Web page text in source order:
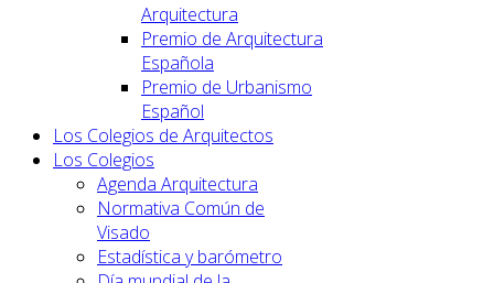
Arquitectura
Premio de Arquitectura
Española
Premio de Urbanismo
Español
Los Colegios de Arquitectos
Los Colegios
Agenda Arquitectura
Normativa Común de
Visado
Estadística y barómetro